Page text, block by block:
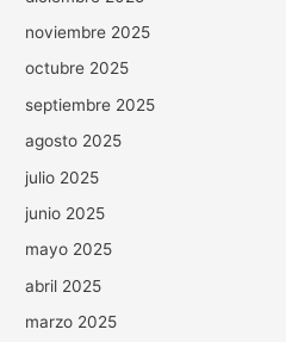
noviembre 2025
octubre 2025
septiembre 2025
agosto 2025
julio 2025
junio 2025
mayo 2025
abril 2025
marzo 2025